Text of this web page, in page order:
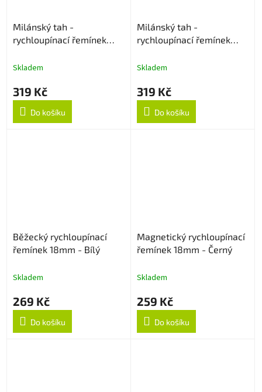
Milánský tah -
rychloupínací řemínek
Skladem
319 Kč
Do košíku
Milánský tah -
rychloupínací řemínek
Skladem
319 Kč
Do košíku
Běžecký rychloupínací
řemínek 18mm - Bílý
Skladem
269 Kč
Do košíku
Magnetický rychloupínací
řemínek 18mm - Černý
Skladem
259 Kč
Do košíku